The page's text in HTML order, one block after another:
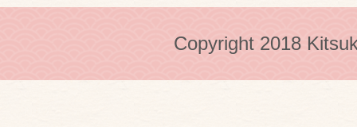
Copyright 2018